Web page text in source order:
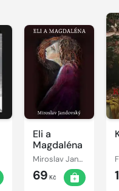
Eli a
Magdaléna
Miroslav Jandovský
69 Kč